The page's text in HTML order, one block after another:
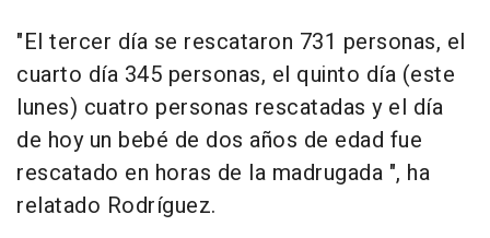
"El tercer día se rescataron 731 personas, el
cuarto día 345 personas, el quinto día (este
lunes) cuatro personas rescatadas y el día
de hoy un bebé de dos años de edad fue
rescatado en horas de la madrugada ", ha
relatado Rodríguez.